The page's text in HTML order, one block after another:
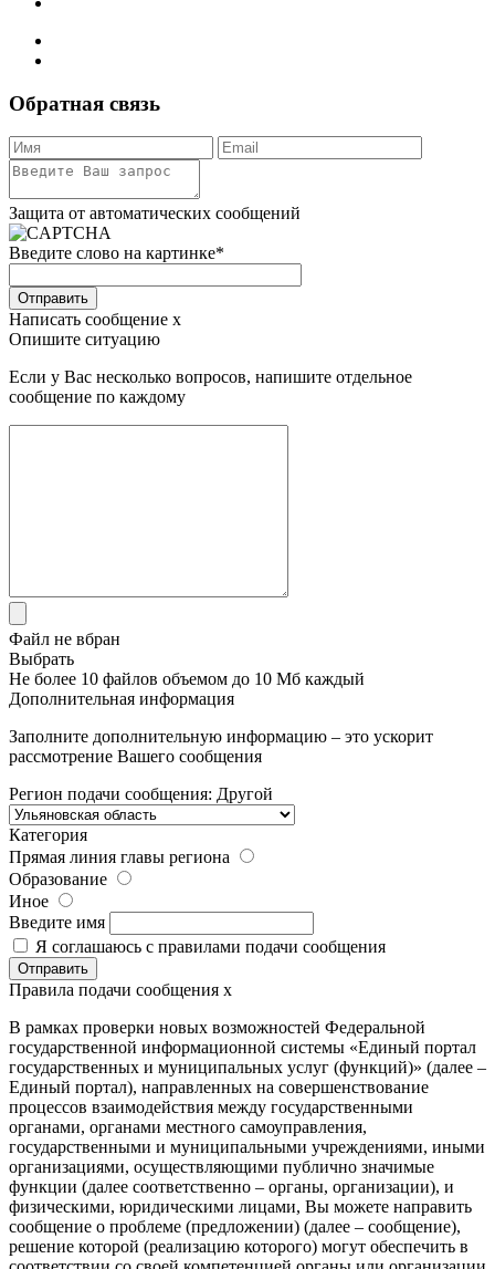
Обратная связь
Защита от автоматических сообщений
Введите слово на картинке*
Отправить
Написать сообщение x
Опишите ситуацию
Если у Вас несколько вопросов, напишите отдельное
сообщение по каждому
Файл не вбран
Выбрать
Не более 10 файлов объемом до 10 Мб каждый
Дополнительная информация
Заполните дополнительную информацию – это ускорит
рассмотрение Вашего сообщения
Регион подачи сообщения: Другой
Категория
Прямая линия главы региона
Образование
Иное
Введите имя
Я соглашаюсь с правилами подачи сообщения
Правила подачи сообщения x
В рамках проверки новых возможностей Федеральной
государственной информационной системы «Единый портал
государственных и муниципальных услуг (функций)» (далее –
Единый портал), направленных на совершенствование
процессов взаимодействия между государственными
органами, органами местного самоуправления,
государственными и муниципальными учреждениями, иными
организациями, осуществляющими публично значимые
функции (далее соответственно – органы, организации), и
физическими, юридическими лицами, Вы можете направить
сообщение о проблеме (предложении) (далее – сообщение),
решение которой (реализацию которого) могут обеспечить в